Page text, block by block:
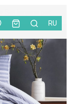
RU